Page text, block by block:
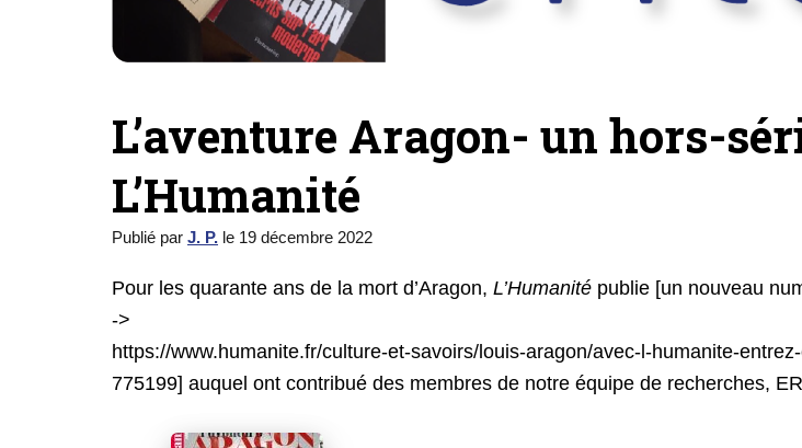
L’aventure Aragon- un hors-
L’Humanité
Publié par J. P. le 19 décembre 2022
Pour les quarante ans de la mort d’Aragon, L’Humanité publie [un nouveau
->
https://www.humanite.fr/culture-et-savoirs/louis-aragon/avec-l-humanite-
775199] auquel ont contribué des membres de notre équipe de recherches,